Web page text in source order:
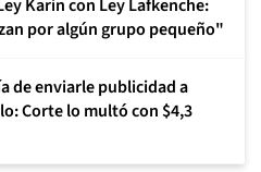
Karin con Ley Lafkenche:
por algún grupo pequeño"
de enviarle publicidad a
Corte lo multó con $4,3